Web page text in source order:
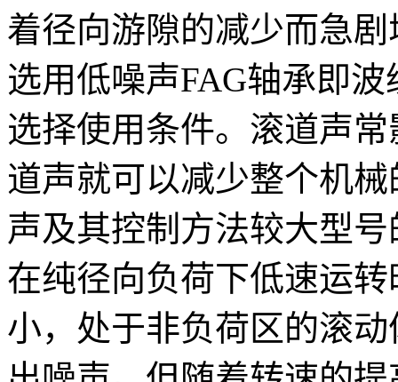
着径向游隙的减少而急
选用低噪声FAG轴承即
选择使用条件。滚道声
道声就可以减少整个机
声及其控制方法较大型
在纯径向负荷下低速运
小，处于非负荷区的滚